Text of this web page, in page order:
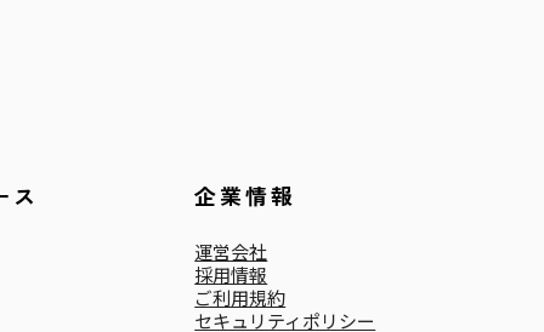
ス 企業情報
運営会社
採用情報
ご利用規約
セキュリティポリシー